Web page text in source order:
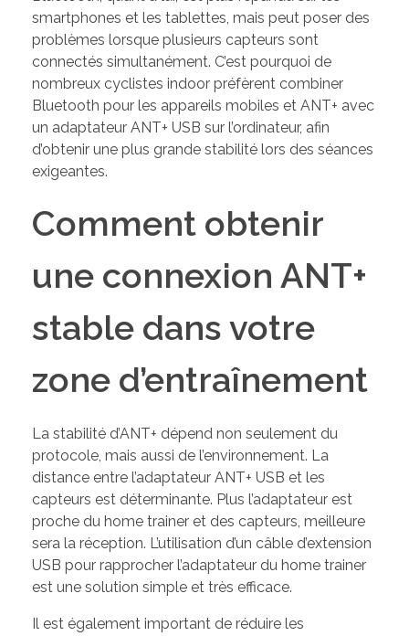
smartphones et les tablettes, mais peut poser des
problèmes lorsque plusieurs capteurs sont
connectés simultanément. C’est pourquoi de
nombreux cyclistes indoor préfèrent combiner
Bluetooth pour les appareils mobiles et ANT+ avec
un adaptateur ANT+ USB sur l’ordinateur, afin
d’obtenir une plus grande stabilité lors des séances
exigeantes.
Comment obtenir
une connexion ANT+
stable dans votre
zone d’entraînement
La stabilité d’ANT+ dépend non seulement du
protocole, mais aussi de l’environnement. La
distance entre l’adaptateur ANT+ USB et les
capteurs est déterminante. Plus l’adaptateur est
proche du home trainer et des capteurs, meilleure
sera la réception. L’utilisation d’un câble d’extension
USB pour rapprocher l’adaptateur du home trainer
est une solution simple et très efficace.
Il est également important de réduire les